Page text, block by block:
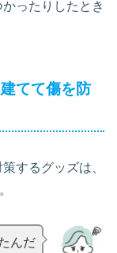
ったりしたとき
てて傷を防
するグッズは、
んだ